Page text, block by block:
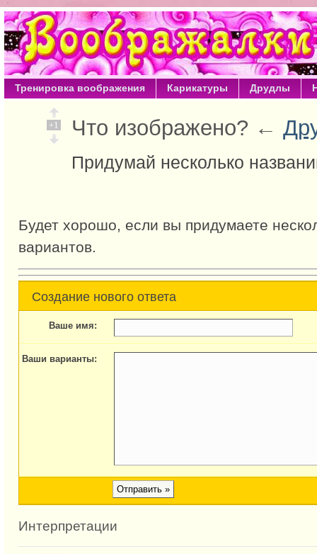
Тренировка воображения Карикатуры Друдлы
+1 Что изображено? ←
Придумай несколько
Будет хорошо, если вы придумаете
вариантов.
Создание нового ответа
Ваше имя:
Ваши варианты:
Интерпретации